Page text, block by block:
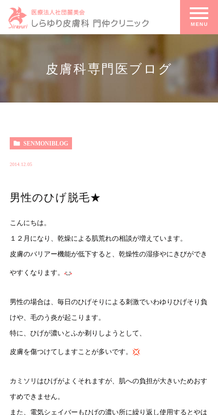
皮膚科専門医ブログ
SENMONIBLOG
2014.12.05
男性のひげ脱毛★
こんにちは。
１２月になり、乾燥による肌荒れの相談が増えています。
皮膚のバリアー機能が低下すると、乾燥性の湿疹やにきびができ
やすくなります。
男性の場合は、毎日のひげそりによる刺激でいわゆりひげそり負
けや、毛のう炎が起こります。
特に、ひげが濃いとふか剃りしようとして、
皮膚を傷つけてしますことが多いです。
カミソリはひげがよくそれますが、肌への負担が大きいためおす
すめできません。
また、電気シェイバーもひげの濃い所に繰り返し使用するとやは